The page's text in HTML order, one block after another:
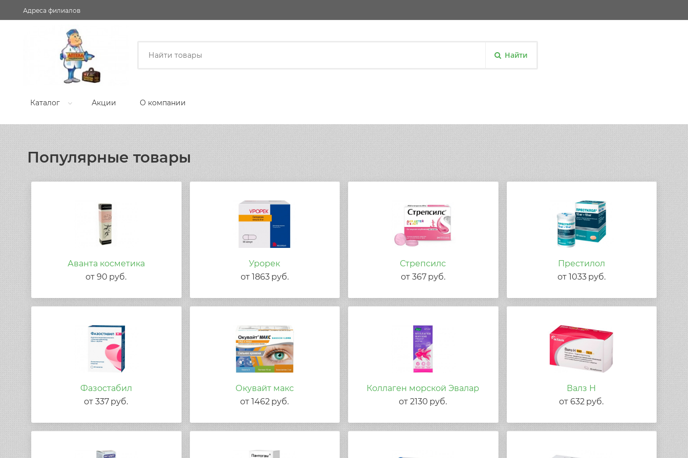
Адреса филиалов
Найти
Каталог Акции О компании
Популярные товары
Аванта косметика
от90 руб.
Урорек
от 1863 руб.
Стрепсилс
от 367 руб.
Престилол
от 1033 руб.
Фазостабил
от337 руб.
Окувайт макс
от1462 руб.
Коллаген морской Эвалар
от2130 руб.
Валз Н
от632 руб.